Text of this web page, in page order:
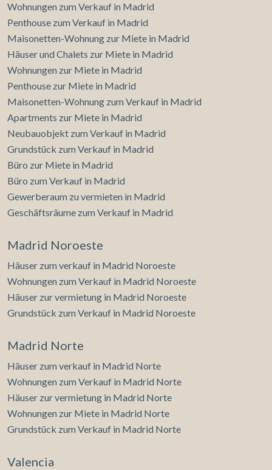
Wohnungen zum Verkauf in Madrid
Penthouse zum Verkauf in Madrid
Maisonetten-Wohnung zur Miete in Madrid
Häuser und Chalets zur Miete in Madrid
Wohnungen zur Miete in Madrid
Penthouse zur Miete in Madrid
Maisonetten-Wohnung zum Verkauf in Madrid
Apartments zur Miete in Madrid
Neubauobjekt zum Verkauf in Madrid
Grundstück zum Verkauf in Madrid
Büro zur Miete in Madrid
Büro zum Verkauf in Madrid
Gewerberaum zu vermieten in Madrid
Geschäftsräume zum Verkauf in Madrid
Madrid Noroeste
Häuser zum verkauf in Madrid Noroeste
Wohnungen zum Verkauf in Madrid Noroeste
Häuser zur vermietung in Madrid Noroeste
Grundstück zum Verkauf in Madrid Noroeste
Madrid Norte
Häuser zum verkauf in Madrid Norte
Wohnungen zum Verkauf in Madrid Norte
Häuser zur vermietung in Madrid Norte
Wohnungen zur Miete in Madrid Norte
Grundstück zum Verkauf in Madrid Norte
Valencia